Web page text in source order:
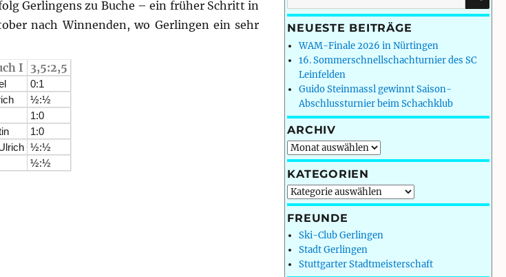
Gerlingens zu Buche – ein früher Schritt in
nach Winnenden, wo Gerlingen ein sehr
I 3,5:2,5
0:1
½:½
1:0
1:0
½:½
½:½
nach:
NEUESTE BEITRÄGE
WAM-Finale 2026 in Nürtingen
16. Sommerschnellschachturnier des SC
Leinfelden
Guido Steinmassl gewinnt Saison-
Abschlussturnier beim Schachklub
ARCHIV
Archiv
KATEGORIEN
Kategorien
FREUNDE
Ski-Club Gerlingen
Stadt Gerlingen
Stuttgarter Stadtmeisterschaft